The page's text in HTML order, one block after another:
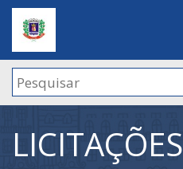
LICITAÇÕES